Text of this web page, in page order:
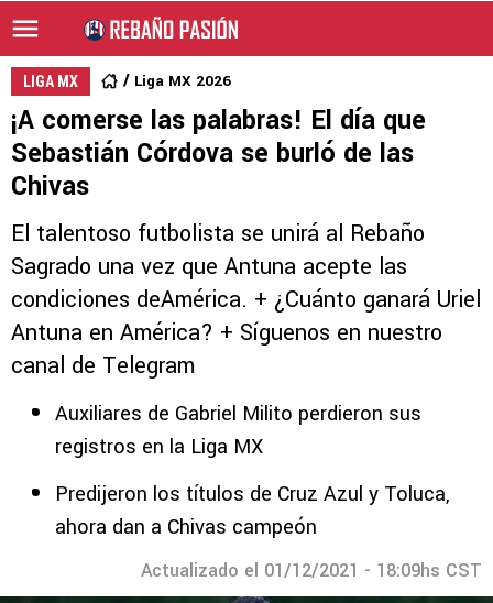
LIGA MX Liga MX 2026
¡A comerse las palabras! El día que
Sebastián Córdova se burló de las
Chivas
El talentoso futbolista se unirá al Rebaño
Sagrado una vez que Antuna acepte las
condiciones deAmérica. + ¿Cuánto ganará Uriel
Antuna en América? + Síguenos en nuestro
canal de Telegram
Auxiliares de Gabriel Milito perdieron sus
registros en la Liga MX
Predijeron los títulos de Cruz Azul y Toluca,
ahora dan a Chivas campeón
Actualizado el 01/12/2021 - 18:09hs CST